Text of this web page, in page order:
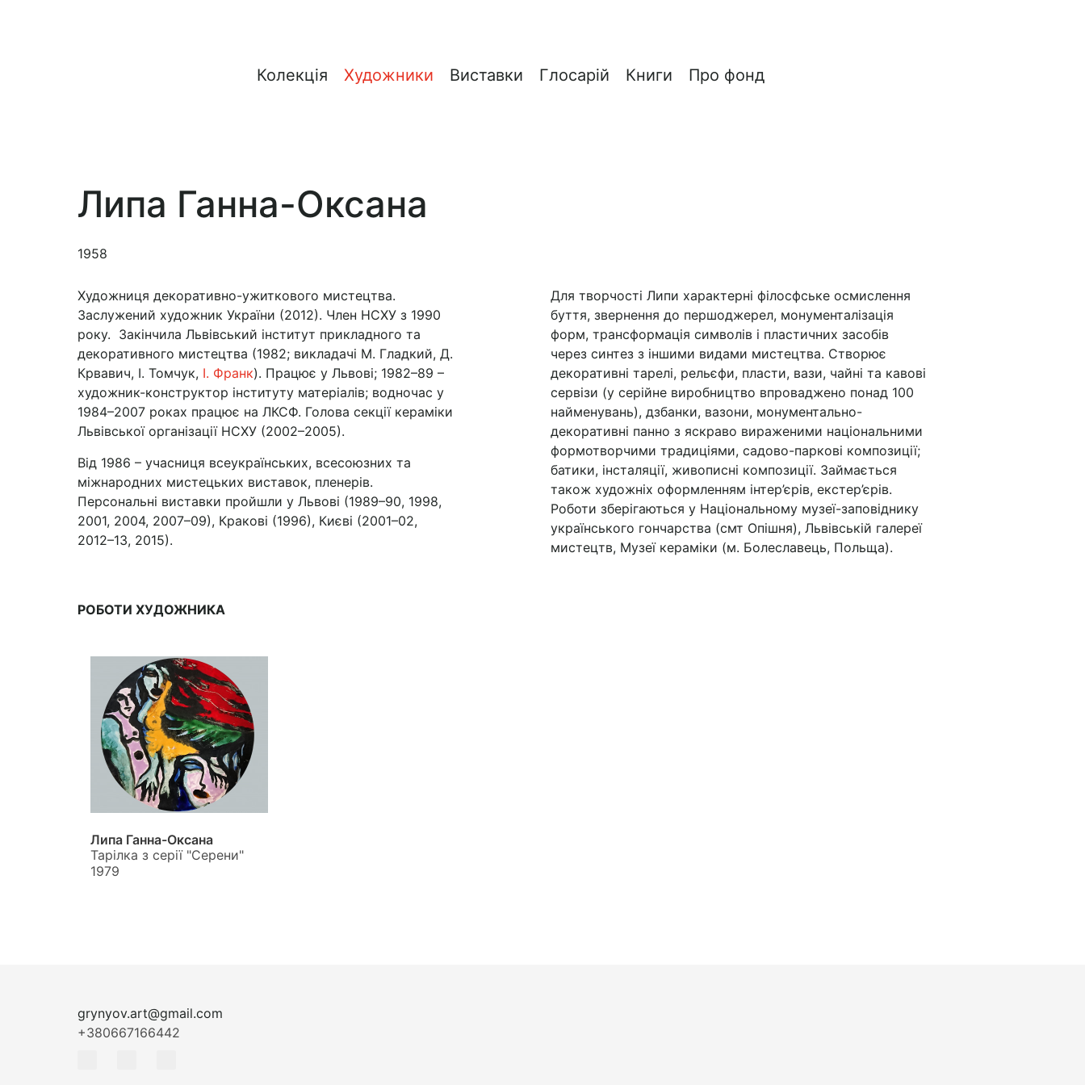
Колекція Художники Виставки Глосарій Книги Про фонд
Липа Ганна-Оксана
1958
Художниця декоративно-ужиткового мистецтва.
Заслужений художник України (2012). Член НСХУ з 1990
року. Закінчила Львівський інститут прикладного та
декоративного мистецтва (1982; викладачі М. Гладкий, Д.
Крвавич, І. Томчук, І. Франк). Працює у Львові; 1982–89 –
художник-конструктор інституту матеріалів; во­дночас у
1984–2007 роках працює на ЛКСФ. Голова секції кераміки
Львівської організації НСХУ (2002–2005).
Від 1986 – учасниця всеукраїнських, всесоюзних та
міжнародних мистецьких виставок, пленерів.
Персональні виставки пройшли у Льво­ві (1989–90, 1998,
2001, 2004, 2007–09), Кракові (1996), Києві (2001–02,
2012–13, 2015).
Для творчості Липи характерні філосфське осмислення
буття, звернення до першоджерел, монументалізація
форм, трансформація символів і пластичних засобів
через синтез з іншими видами мистецтва. Створює
декоративні тарелі, рельєфи, пласти, вази, чайні та кавові
сервізи (у серійне виробництво впроваджено понад 100
найменувань), дзбанки, вазо­ни, монументально-
декоративні панно з яскра­во вираженими національними
формо­творчими традиціями, садово-паркові композиції;
батики, інсталяції, живописні композиції. Займається
також художніх оформ­­ленням інтер’єрів, екс­тер’єрів.
Роботи зберігаються у Національному музеї-заповіднику
українського гончарства (смт Опішня), Львівській галереї
мистецтв, Музеї кераміки (м. Болеславець, Польща).
РОБОТИ ХУДОЖНИКА
Липа Ганна-Оксана
Тарілка з серії "Серени"
1979
grynyov.art@gmail.com
+380667166442